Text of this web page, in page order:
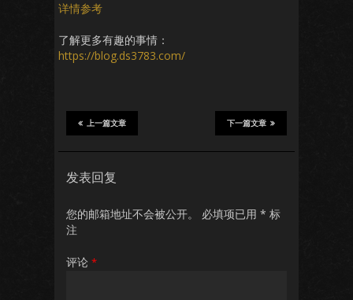
详情参考
了解更多有趣的事情：
https://blog.ds3783.com/
下一篇文章
上一篇文章
发表回复
您的邮箱地址不会被公开。 必填项已用 * 标
注
评论 *